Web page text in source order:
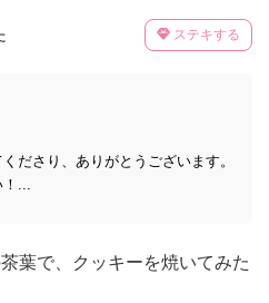
ステキする
ださり、ありがとうございます。
！...
葉で、クッキーを焼いてみた